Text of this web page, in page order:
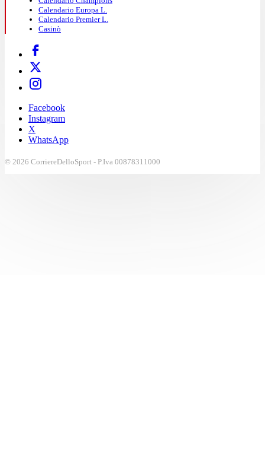
Calendario Europa L.
Calendario Premier L.
Casinò
Facebook
Instagram
X
WhatsApp
© 2026 CorriereDelloSport - P.Iva 00878311000